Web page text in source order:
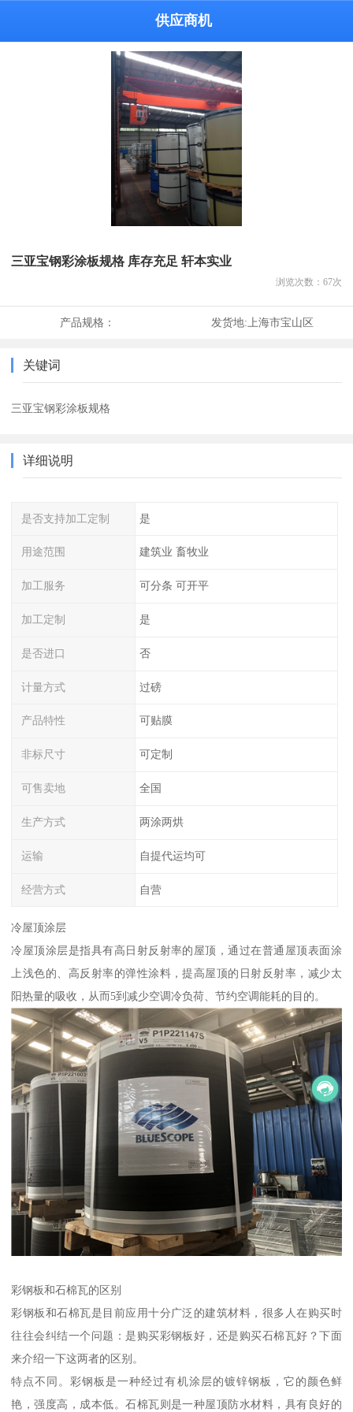
供应商机
三亚宝钢彩涂板规格 库存充足 轩本实业
浏览次数： 67次
产品规格： 发货地:上海市宝山区
关键词
三亚宝钢彩涂板规格
详细说明
是否支持加工定制 是
用途范围 建筑业 畜牧业
加工服务 可分条 可开平
加工定制 是
是否进口 否
计量方式 过磅
产品特性 可贴膜
非标尺寸 可定制
可售卖地 全国
生产方式 两涂两烘
运输 自提代运均可
经营方式 自营
冷屋顶涂层
冷屋顶涂层是指具有高日射反射率的屋顶，通过在普通屋顶表面涂
上浅色的、高反射率的弹性涂料，提高屋顶的日射反射率，减少太
阳热量的吸收，从而5到减少空调冷负荷、节约空调能耗的目的。
彩钢板和石棉瓦的区别
彩钢板和石棉瓦是目前应用十分广泛的建筑材料，很多人在购买时
往往会纠结一个问题：是购买彩钢板好，还是购买石棉瓦好？下面
来介绍一下这两者的区别。
特点不同。彩钢板是一种经过有机涂层的镀锌钢板，它的颜色鲜
艳，强度高，成本低。石棉瓦则是一种屋顶防水材料，具有良好的